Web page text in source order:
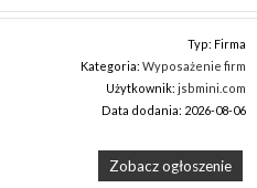
Typ: Firma
Kategoria:Wyposażenie firm
Użytkownik:jsbmini.com
Data dodania: 2026-08-06
Zobacz ogłoszenie